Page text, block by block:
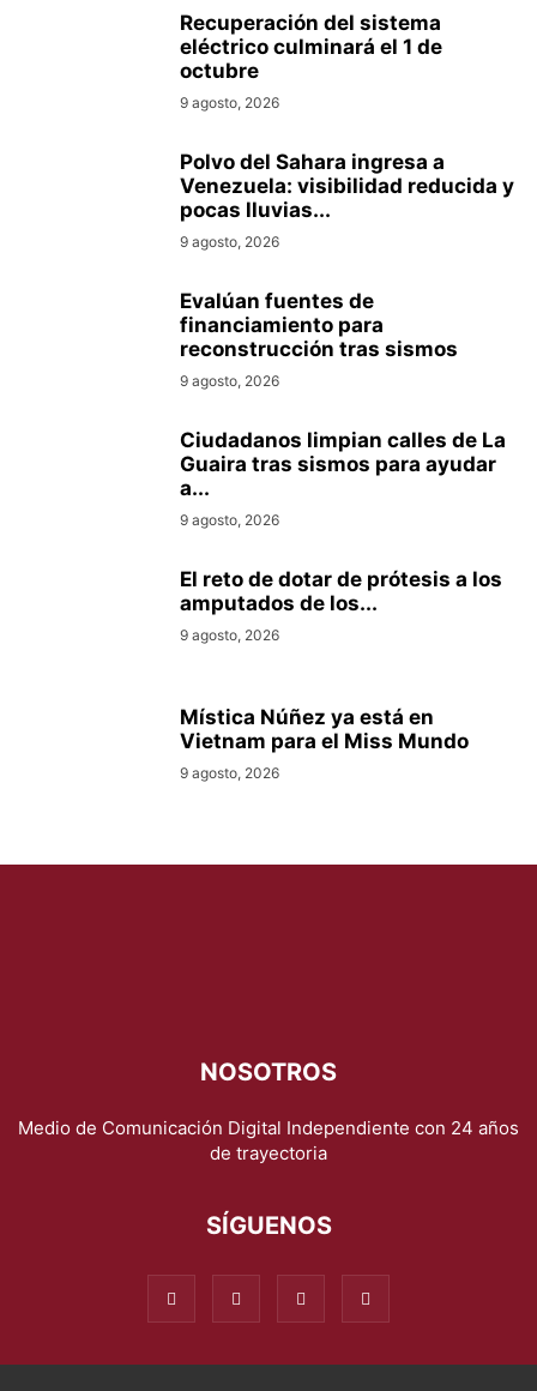
Recuperación del sistema
eléctrico culminará el 1 de
octubre
9 agosto, 2026
Polvo del Sahara ingresa a
Venezuela: visibilidad reducida y
pocas lluvias...
9 agosto, 2026
Evalúan fuentes de
financiamiento para
reconstrucción tras sismos
9 agosto, 2026
Ciudadanos limpian calles de La
Guaira tras sismos para ayudar
a...
9 agosto, 2026
El reto de dotar de prótesis a los
amputados de los...
9 agosto, 2026
Mística Núñez ya está en
Vietnam para el Miss Mundo
9 agosto, 2026
NOSOTROS
Medio de Comunicación Digital Independiente con 24 años
de trayectoria
SÍGUENOS